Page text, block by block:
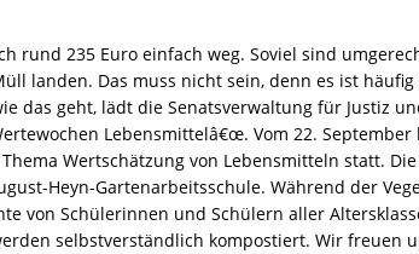
rund 235 Euro einfach weg. Soviel sind
landen. Das muss nicht sein, denn es ist
das geht, lädt die Senatsverwaltung für Justiz
Lebensmittelâ€œ. Vom 22.
Wertschätzung von Lebensmitteln statt.
Heyn-Gartenarbeitsschule. Während der
von Schülerinnen und Schülern aller
selbstverständlich kompostiert. Wir freuen